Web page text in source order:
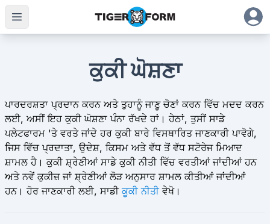
ਕੁਕੀ ਘੋਸ਼ਣਾ
ਪਾਰਦਰਸ਼ਤਾ ਪ੍ਰਦਾਨ ਕਰਨ ਅਤੇ ਤੁਹਾਨੂੰ ਜਾਣੂ ਚੋਣਾਂ ਕਰਨ ਵਿੱਚ ਮਦਦ ਕਰਨ
ਲਈ, ਅਸੀਂ ਇਹ ਕੁਕੀ ਘੋਸ਼ਣਾ ਪੰਨਾ ਰੱਖਦੇ ਹਾਂ। ਹੇਠਾਂ, ਤੁਸੀਂ ਸਾਡੇ
ਪਲੇਟਫਾਰਮ 'ਤੇ ਵਰਤੇ ਜਾਂਦੇ ਹਰ ਕੁਕੀ ਬਾਰੇ ਵਿਸਥਾਰਿਤ ਜਾਣਕਾਰੀ ਪਾਵੋਗੇ,
ਜਿਸ ਵਿੱਚ ਪ੍ਰਦਾਤਾ, ਉਦੇਸ਼, ਕਿਸਮ ਅਤੇ ਵੱਧ ਤੋਂ ਵੱਧ ਸਟੋਰੇਜ ਮਿਆਦ
ਸ਼ਾਮਲ ਹੈ। ਕੁਕੀ ਸ਼੍ਰੇਣੀਆਂ ਸਾਡੇ ਕੁਕੀ ਨੀਤੀ ਵਿੱਚ ਵਰਤੀਆਂ ਜਾਂਦੀਆਂ ਹਨ
ਅਤੇ ਨਵੇਂ ਕੁਕੀਜ਼ ਜਾਂ ਸ਼੍ਰੇਣੀਆਂ ਲੋੜ ਅਨੁਸਾਰ ਸ਼ਾਮਲ ਕੀਤੀਆਂ ਜਾਂਦੀਆਂ
ਹਨ। ਹੋਰ ਜਾਣਕਾਰੀ ਲਈ, ਸਾਡੀਕੂਕੀ ਨੀਤੀਵੇਖੋ।